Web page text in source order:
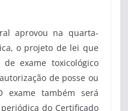
aprovou na quarta-
o projeto de lei que
exame toxicológico
de posse ou
exame também será
do Certificado